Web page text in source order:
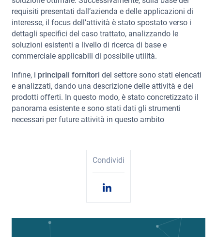
requisiti presentati dall’azienda e delle applicazioni di
interesse, il focus dell’attività è stato spostato verso i
dettagli specifici del caso trattato, analizzando le
soluzioni esistenti a livello di ricerca di base e
commerciale applicabili di possibile utilità.
Infine, i principali fornitori del settore sono stati elencati
e analizzati, dando una descrizione delle attività e dei
prodotti offerti. In questo modo, è stato concretizzato il
panorama esistente e sono stati dati gli strumenti
necessari per future attività in questo ambito
Condividi